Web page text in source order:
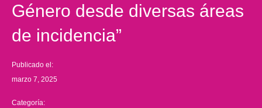
Género desde diversas áreas
de incidencia”
Publicado el:
marzo 7, 2025
Categoría: